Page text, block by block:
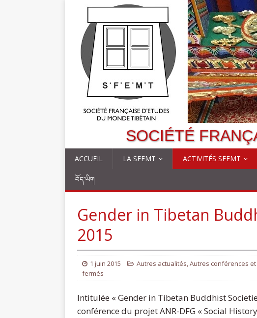
SOCIÉTÉ
ACCUEIL LA SFEMT ACTIVITÉS SFEMT
བོད་ཡིག
Gender in Tibetan
2015
1 juin 2015 Autres actualités,Autres conférences
fermés
Intitulée « Gender in Tibetan Buddhist
conférence du projet ANR-DFG « Social